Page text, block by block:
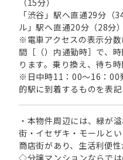
「渋谷」駅へ直通29分（
ル」駅へ直通20分（28分）
※電車アクセスの表示分
間［（）内通勤時］で、
ります。乗り換え、待ち
※日中時11：00～16：00
的駅に到着するものを表記
・本物件周辺には、緑が
街・イセザキ・モールと
商店街があり、生活利便
◇分譲マンションならで